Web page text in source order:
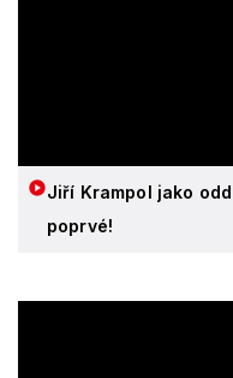
Jiří Krampol jako
poprvé!